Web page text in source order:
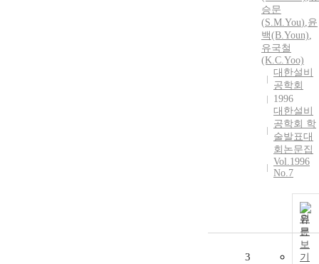
승문
(S.M.You),윤
백(B.Youn),
유국철
(K.C.Yoo)
대한설비
공학회
1996
대한설비
공학회 학
술발표대
회논문집
Vol.1996
No.7
원
문
보
기
3